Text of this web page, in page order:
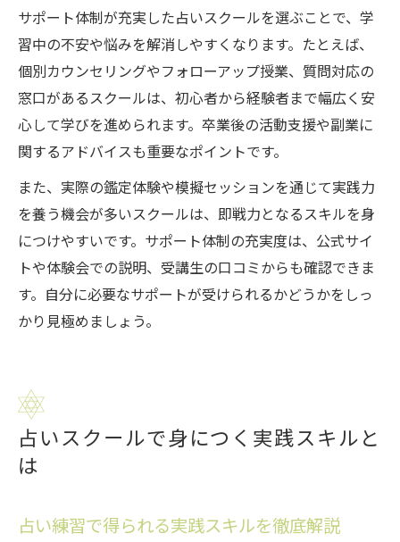
サポート体制が充実した占いスクールを選ぶことで、学
習中の不安や悩みを解消しやすくなります。たとえば、
個別カウンセリングやフォローアップ授業、質問対応の
窓口があるスクールは、初心者から経験者まで幅広く安
心して学びを進められます。卒業後の活動支援や副業に
関するアドバイスも重要なポイントです。
また、実際の鑑定体験や模擬セッションを通じて実践力
を養う機会が多いスクールは、即戦力となるスキルを身
につけやすいです。サポート体制の充実度は、公式サイ
トや体験会での説明、受講生の口コミからも確認できま
す。自分に必要なサポートが受けられるかどうかをしっ
かり見極めましょう。
占いスクールで身につく実践スキルと
は
占い練習で得られる実践スキルを徹底解説